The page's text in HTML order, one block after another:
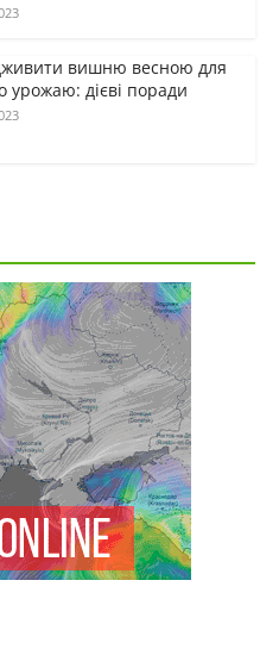
вишню весною для
урожаю: дієві поради